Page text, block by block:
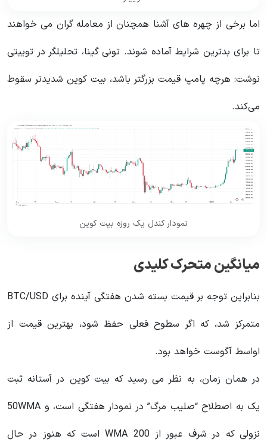
اما برخی از چهره های آشنا همچنان از معامله گران می خواهند
تا برای بدترین شرایط آماده شوند. تونی گینا، تحلیلگر در توییتی
نوشت: هرچه پامپ قیمت بزرگتر باشد، بیت کوین شدیدتر سقوط
می‌کند.
نمودار کندل یک روزه بیت کوین
میانگین متحرک کلیدی
بنابراین توجه بر قیمت بسته شدن هفتگی آینده برای BTC/USD
متمرکز شد، که اگر سطوح فعلی حفظ شود، بهترین قیمت از
اواسط آگوست خواهد بود.
در همان زمان، به نظر می رسید که بیت کوین در آستانه ثبت
یک به اصطلاح “صلیب مرگ” در نمودار هفتگی است، و 50WMA
نزولی که در شرف عبور از 200 WMA است که هنوز در حال